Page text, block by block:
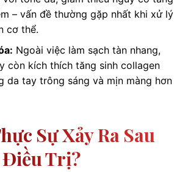
– vấn đề thường gặp nhất khi xử lý
cơ thể.
Ngoài việc làm sạch tàn nhang,
còn kích thích tăng sinh collagen
da tay trông sáng và mịn màng hơn
Sự Xảy Ra Sau
Trị?